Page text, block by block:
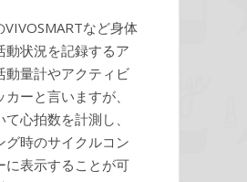
VIVOSMARTなど身体
動状況を記録するア
動量計やアクティビ
ーと言いますが、
心拍数を計測し、
グ時のサイクルコン
に表示することが可